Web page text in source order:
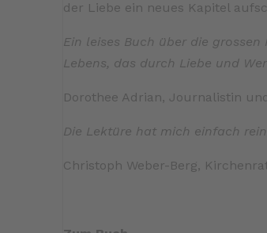
der Liebe ein neues Kapitel
Ein leises Buch über die
Lebens, das durch Liebe und
Dorothee Adrian, Journalistin
Die Lektüre hat mich einfach
Christoph Weber-Berg,